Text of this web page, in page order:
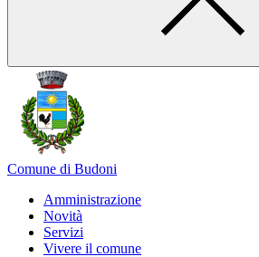
Comune di Budoni
Amministrazione
Novità
Servizi
Vivere il comune